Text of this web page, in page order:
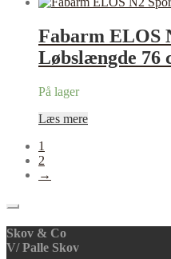
Fabarm ELOS
Løbslængde 76
På lager
Læs mere
1
2
→
Skov & Co
V/ Palle Skov